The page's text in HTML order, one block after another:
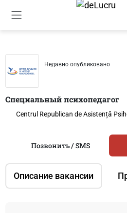
Недавно опубликовано
Специальный психопедагог
Centrul Republican de Asistență
Описание вакансии
Позвонить / SMS